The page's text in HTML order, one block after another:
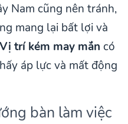
Nam cũng nên tránh,
mang lại bất lợi và
Vị trí kém may mắn có
áp lực và mất động
bàn làm việc